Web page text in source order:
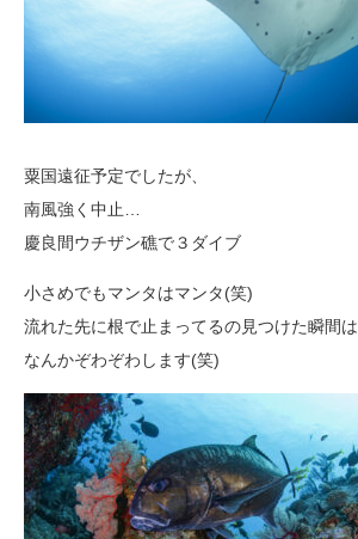
粟国遠征予定でしたが、
南風強く中止…
慶良間ウチザン礁で３ダイブ
小さめでもマンタはマンタ(笑)
流れた先に根で止まってるの見つけた瞬間は
なんかぞわぞわします(笑)